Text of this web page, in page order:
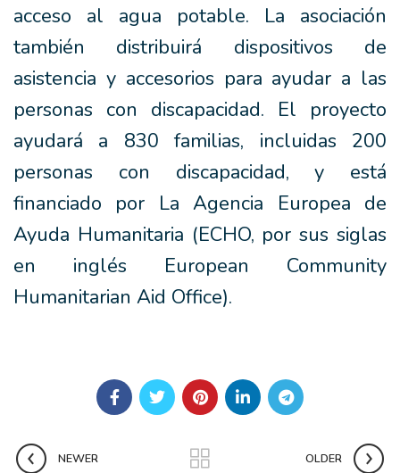
acceso al agua potable. La asociación
también distribuirá dispositivos de
asistencia y accesorios para ayudar a las
personas con discapacidad. El proyecto
ayudará a 830 familias, incluidas 200
personas con discapacidad, y está
financiado por La Agencia Europea de
Ayuda Humanitaria (ECHO, por sus siglas
en inglés European Community
Humanitarian Aid Office).
NEWER OLDER